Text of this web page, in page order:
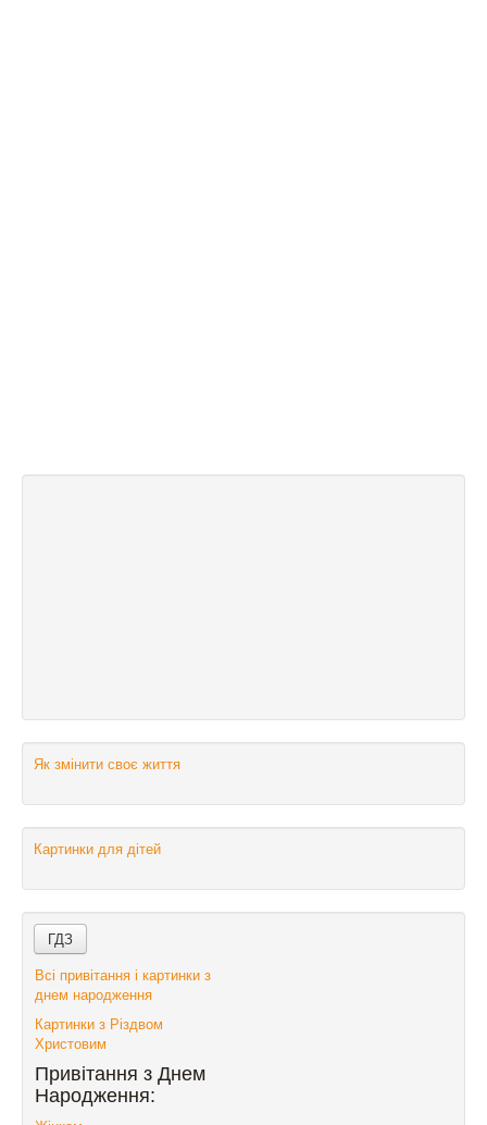
Як змінити своє життя
Картинки для дітей
Всі привітання і картинки з
днем народження
Картинки з Різдвом
Христовим
Привітання з Днем
Народження: